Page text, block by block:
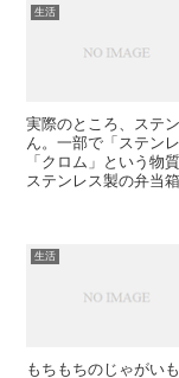
生活
実際のところ、ステ
ん。一部で「ステン
「クロム」という物
ステンレス製の弁当
生活
もちもちのじゃがい